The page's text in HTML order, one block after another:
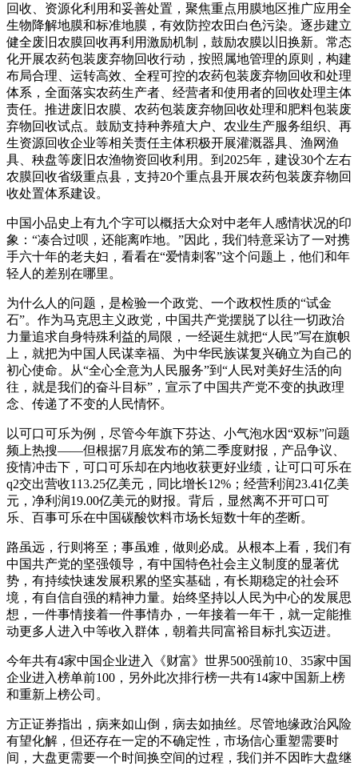
回收、资源化利用和妥善处置，聚焦重点用膜地区推广应用全
生物降解地膜和标准地膜，有效防控农田白色污染。逐步建立
健全废旧农膜回收再利用激励机制，鼓励农膜以旧换新。常态
化开展农药包装废弃物回收行动，按照属地管理的原则，构建
布局合理、运转高效、全程可控的农药包装废弃物回收和处理
体系，全面落实农药生产者、经营者和使用者的回收处理主体
责任。推进废旧农膜、农药包装废弃物回收处理和肥料包装废
弃物回收试点。鼓励支持种养殖大户、农业生产服务组织、再
生资源回收企业等相关责任主体积极开展灌溉器具、渔网渔
具、秧盘等废旧农渔物资回收利用。到2025年，建设30个左右
农膜回收省级重点县，支持20个重点县开展农药包装废弃物回
收处置体系建设。
中国小品史上有九个字可以概括大众对中老年人感情状况的印
象：“凑合过呗，还能离咋地。”因此，我们特意采访了一对携
手六十年的老夫妇，看看在“爱情刺客”这个问题上，他们和年
轻人的差别在哪里。
为什么人的问题，是检验一个政党、一个政权性质的“试金
石”。作为马克思主义政党，中国共产党摆脱了以往一切政治
力量追求自身特殊利益的局限，一经诞生就把“人民”写在旗帜
上，就把为中国人民谋幸福、为中华民族谋复兴确立为自己的
初心使命。从“全心全意为人民服务”到“人民对美好生活的向
往，就是我们的奋斗目标”，宣示了中国共产党不变的执政理
念、传递了不变的人民情怀。
以可口可乐为例，尽管今年旗下芬达、小气泡水因“双标”问题
频上热搜——但根据7月底发布的第二季度财报，产品争议、
疫情冲击下，可口可乐却在内地收获更好业绩，让可口可乐在
q2交出营收113.25亿美元，同比增长12%；经营利润23.41亿美
元，净利润19.00亿美元的财报。背后，显然离不开可口可
乐、百事可乐在中国碳酸饮料市场长短数十年的垄断。
路虽远，行则将至；事虽难，做则必成。从根本上看，我们有
中国共产党的坚强领导，有中国特色社会主义制度的显著优
势，有持续快速发展积累的坚实基础，有长期稳定的社会环
境，有自信自强的精神力量。始终坚持以人民为中心的发展思
想，一件事情接着一件事情办，一年接着一年干，就一定能推
动更多人进入中等收入群体，朝着共同富裕目标扎实迈进。
今年共有4家中国企业进入《财富》世界500强前10、35家中国
企业进入榜单前100，另外此次排行榜一共有14家中国新上榜
和重新上榜公司。
方正证券指出，病来如山倒，病去如抽丝。尽管地缘政治风险
有望化解，但还存在一定的不确定性，市场信心重塑需要时
间，大盘更需要一个时间换空间的过程，我们并不因昨大盘继